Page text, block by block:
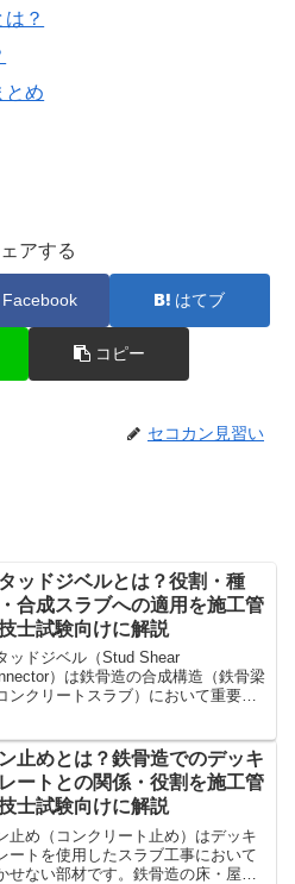
？
とめ
アする
Facebook はてブ
コピー
セコカン見習い
ッドジベルとは？役割・種
合成スラブへの適用を施工管
士試験向けに解説
ッドジベル（Stud Shear
）は鉄骨造の合成構造（鉄骨梁
ンクリートスラブ）において重要な
施工方法を理解しておきましょう。
ッドジベ...
止めとは？鉄骨造でのデッキ
ートとの関係・役割を施工管
士試験向けに解説
止め（コンクリート止め）はデッキ
ートを使用したスラブ工事において
せない部材です。鉄骨造の床・屋根